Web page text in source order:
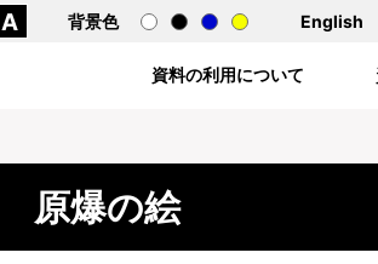
A 背景色 English
資料の利用について
原爆の絵